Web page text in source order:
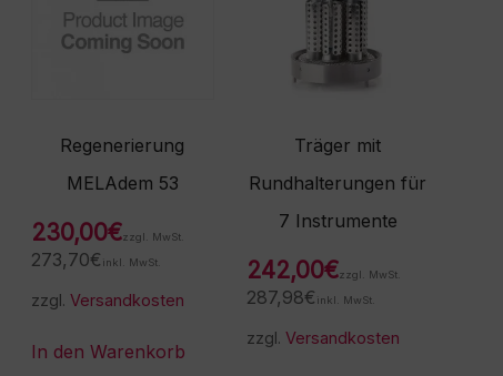
Regenerierung
MELAdem 53
230,00€zzgl. MwSt.
273,70€ inkl. MwSt.
zzgl. Versandkosten
In den Warenkorb
Träger mit
Rundhalterungen für
7 Instrumente
242,00€zzgl. MwSt.
287,98€ inkl. MwSt.
zzgl. Versandkosten